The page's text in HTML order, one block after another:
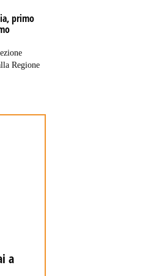
primo
Regione
a